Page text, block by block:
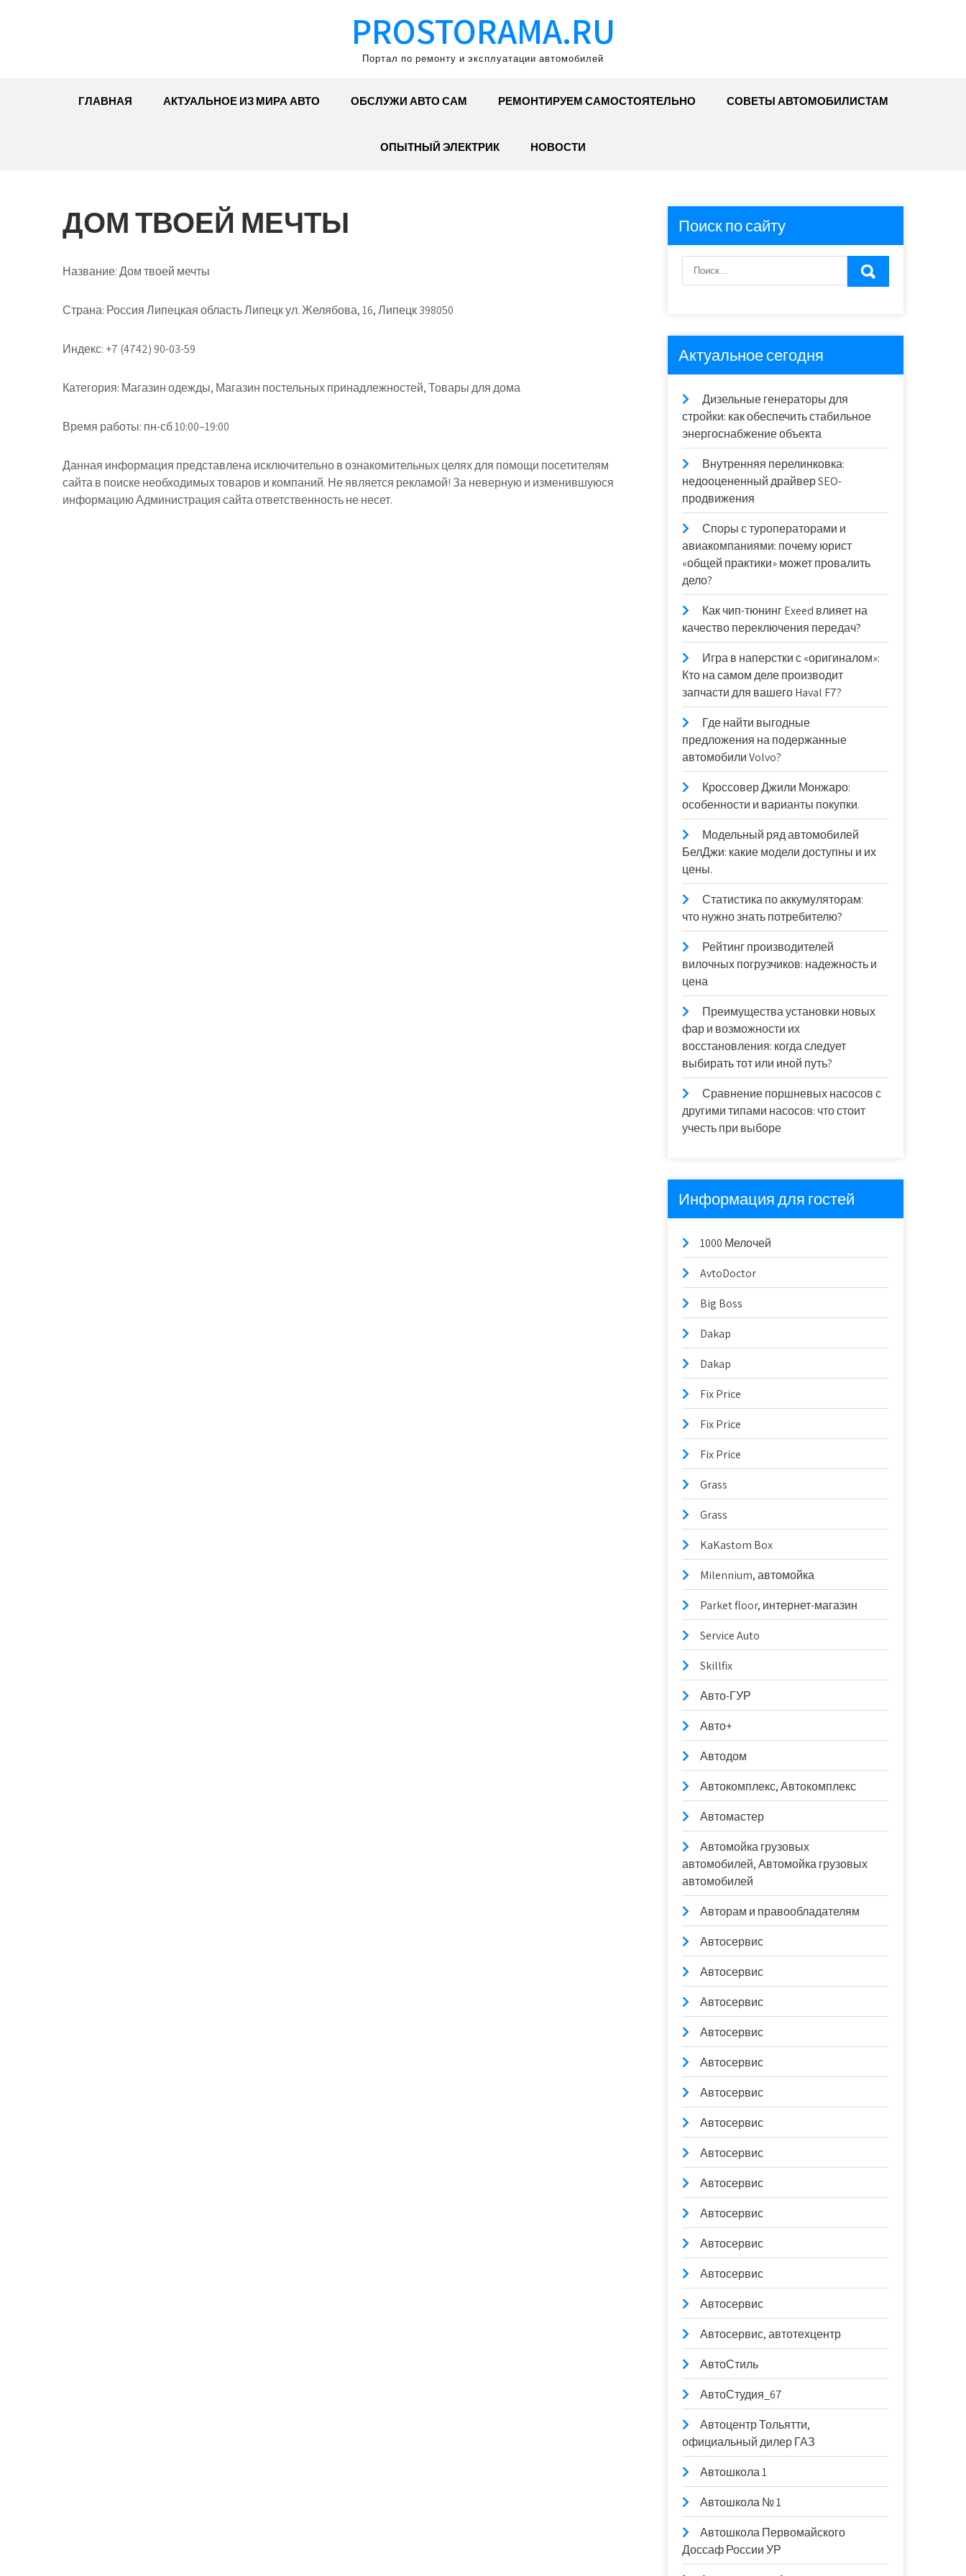
PROSTORAMA.RU
Портал по ремонту и эксплуатации автомобилей
ГЛАВНАЯ АКТУАЛЬНОЕ ИЗ МИРА АВТО ОБСЛУЖИ АВТО САМ РЕМОНТИРУЕМ САМОСТОЯТЕЛЬНО СОВЕТЫ АВТОМОБИЛИСТАМ
ОПЫТНЫЙ ЭЛЕКТРИК НОВОСТИ
ДОМ ТВОЕЙ МЕЧТЫ
Название:Дом твоей мечты
Страна: Россия Липецкая область Липецк ул. Желябова, 16, Липецк 398050
Индекс: +7 (4742) 90-03-59
Категория: Магазин одежды, Магазин постельных принадлежностей, Товары для дома
Время работы: пн-сб 10:00–19:00
Данная информация представлена исключительно в ознакомительных целях для помощи посетителям
сайта в поиске необходимых товаров и компаний. Не является рекламой! За неверную и изменившуюся
информацию Администрация сайта ответственность не несет.
Поиск по сайту
Актуальное сегодня
Дизельные генераторы для
стройки: как обеспечить стабильное
энергоснабжение объекта
Внутренняя перелинковка:
недооцененный драйвер SEO-
продвижения
Споры с туроператорами и
авиакомпаниями: почему юрист
«общей практики» может провалить
дело?
Как чип-тюнинг Exeed влияет на
качество переключения передач?
Игра в наперстки с «оригиналом»:
Кто на самом деле производит
запчасти для вашего Haval F7?
Где найти выгодные
предложения на подержанные
автомобили Volvo?
Кроссовер Джили Монжаро:
особенности и варианты покупки.
Модельный ряд автомобилей
БелДжи: какие модели доступны и их
цены.
Статистика по аккумуляторам:
что нужно знать потребителю?
Рейтинг производителей
вилочных погрузчиков: надежность и
цена
Преимущества установки новых
фар и возможности их
восстановления: когда следует
выбирать тот или иной путь?
Сравнение поршневых насосов с
другими типами насосов: что стоит
учесть при выборе
Информация для гостей
1000 Мелочей
AvtoDoctor
Big Boss
Dakap
Dakap
Fix Price
Fix Price
Fix Price
Grass
Grass
KaKastom Box
Milennium, автомойка
Parket floor, интернет-магазин
Service Auto
Skillfix
Авто-ГУР
Авто+
Автодом
Автокомплекс, Автокомплекс
Автомастер
Автомойка грузовых
автомобилей, Автомойка грузовых
автомобилей
Авторам и правообладателям
Автосервис
Автосервис
Автосервис
Автосервис
Автосервис
Автосервис
Автосервис
Автосервис
Автосервис
Автосервис
Автосервис
Автосервис
Автосервис
Автосервис, автотехцентр
АвтоСтиль
АвтоСтудия_67
Автоцентр Тольятти,
официальный дилер ГАЗ
Автошкола 1
Автошкола № 1
Автошкола Первомайского
Доссаф России УР